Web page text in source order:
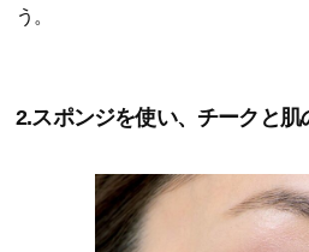
う。
2.スポンジを使い、チークと肌